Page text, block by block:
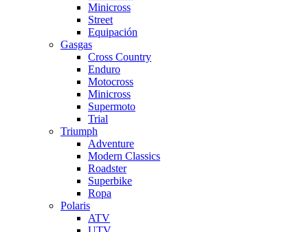
Minicross
Street
Equipación
Gasgas
Cross Country
Enduro
Motocross
Minicross
Supermoto
Trial
Triumph
Adventure
Modern Classics
Roadster
Superbike
Ropa
Polaris
ATV